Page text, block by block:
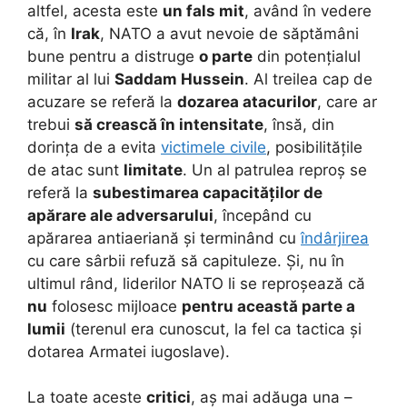
altfel, acesta este un fals mit, având în vedere
că, în Irak, NATO a avut nevoie de săptămâni
bune pentru a distruge o parte din potențialul
militar al lui Saddam Hussein. Al treilea cap de
acuzare se referă la dozarea atacurilor, care ar
trebui să crească în intensitate, însă, din
dorința de a evita victimele civile, posibilitățile
de atac sunt limitate. Un al patrulea reproș se
referă la subestimarea capacităților de
apărare ale adversarului, începând cu
apărarea antiaeriană și terminând cuîndârjirea
cu care sârbii refuză să capituleze. Și, nu în
ultimul rând, liderilor NATO li se reproșează că
nu folosesc mijloace pentru această parte a
lumii (terenul era cunoscut, la fel ca tactica și
dotarea Armatei iugoslave).
La toate aceste critici, aș mai adăuga una –